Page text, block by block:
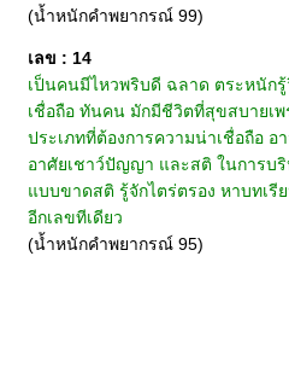
(น้ำหนักคำพยากรณ์ 99)
เลข : 14
เป็นคนมีไหวพริบดี ฉลาด ตระหนัก
เชื่อถือ ทันคน มักมีชีวิตที่สุขสบายเพ
ประเภทที่ต้องการความน่าเชื่อถือ อ
อาศัยเชาว์ปัญญา และสติ ในการบ
แบบขาดสติ รู้จักไตร่ตรอง หาบทเรี
อีกเลขทีเดียว
(น้ำหนักคำพยากรณ์ 95)